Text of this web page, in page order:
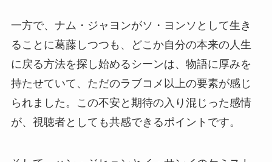
一方で、ナム・ジャヨンがソ・ヨンソとして生き
ることに葛藤しつつも、どこか自分の本来の人生
に戻る方法を探し始めるシーンは、物語に厚みを
持たせていて、ただのラブコメ以上の要素が感じ
られました。この不安と期待の入り混じった感情
が、視聴者としても共感できるポイントです。